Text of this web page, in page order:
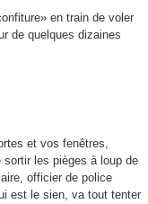
en train de voler
de quelques dizaines
et vos fenêtres,
les pièges à loup de
officier de police
est le sien, va tout tenter